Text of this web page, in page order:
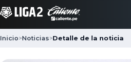
Inicio>Noticias>Detalle de la noticia